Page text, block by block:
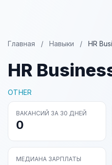
Главная / Навыки / HR
HR
OTHER
ВАКАНСИЙ ЗА 30 ДНЕЙ
0
МЕДИАНА ЗАРПЛАТЫ